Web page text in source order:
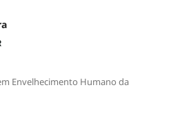
Envelhecimento Humano da